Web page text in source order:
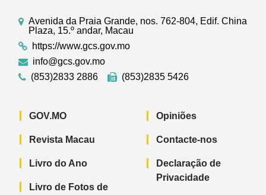
Avenida da Praia Grande, nos. 762-804, Edif. China
Plaza, 15.º andar, Macau
https://www.gcs.gov.mo
info@gcs.gov.mo
(853)2833 2886
(853)2835 5426
GOV.MO
Revista Macau
Livro do Ano
Livro de Fotos de
Opiniões
Contacte-nos
Declaração de
Privacidade